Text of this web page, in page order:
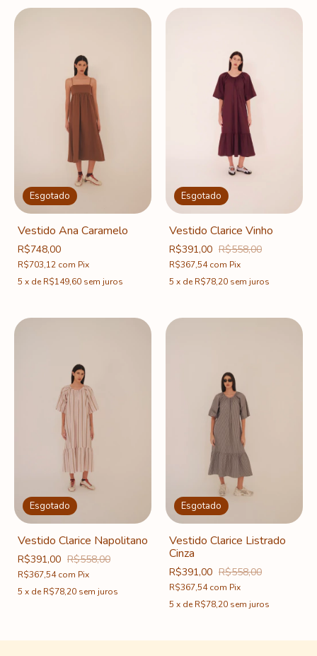
Esgotado
Vestido Ana Caramelo
R$748,00
R$703,12 com Pix
5 x deR$149,60 sem juros
Esgotado
Vestido Clarice Vinho
R$391,00 R$558,00
R$367,54com Pix
5 x deR$78,20 sem juros
Esgotado
Vestido Clarice Napolitano
R$391,00 R$558,00
R$367,54com Pix
5 x deR$78,20 sem juros
Esgotado
Vestido Clarice Listrado
Cinza
R$391,00 R$558,00
R$367,54com Pix
5 x deR$78,20 sem juros